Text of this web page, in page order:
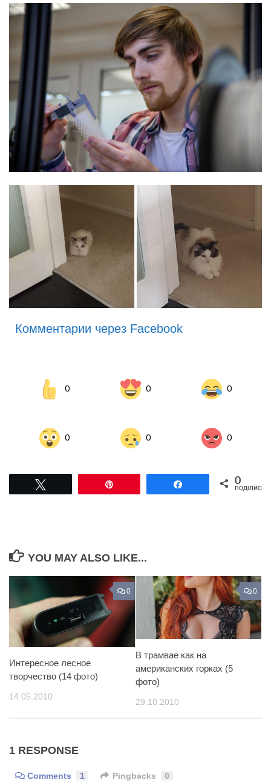
Комментарии через Facebook
0 0 0
0 0 0
Поділитися0
ПОДІЛИСЬ
YOU MAY ALSO LIKE...
0
Интересное лесное
творчество (14 фото)
14.05.2010
0
В трамвае как на
американских горках (5
фото)
29.10.2010
1 RESPONSE
Comments 1 Pingbacks 0